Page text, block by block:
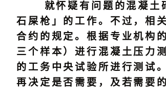
就怀疑有问题的混凝土砖
石屎枪」的工作。不过，相
合约的规定。根据专业机构
三个样本）进行混凝土压力
的工务中央试验所进行测试
再决定是否需要，及若需要